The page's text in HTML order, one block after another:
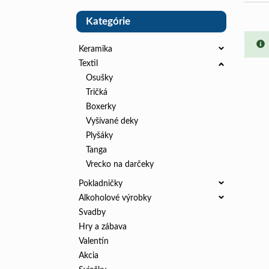
Kategórie
Keramika
Textil
Osušky
Tričká
Boxerky
Vyšívané deky
Plyšáky
Tanga
Vrecko na darčeky
Pokladničky
Alkoholové výrobky
Svadby
Hry a zábava
Valentín
Akcia